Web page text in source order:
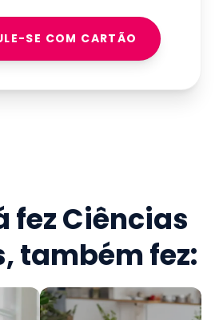
SE COM CARTÃO
fezCiências
, também fez: